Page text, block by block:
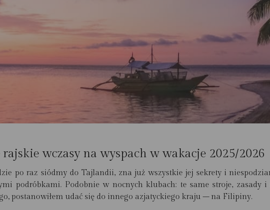
wczasy na wyspach w wakacje 2025/2026
po raz siódmy do Tajlandii, zna już wszystkie jej sekrety i
podróbkami. Podobnie w nocnych klubach: te same stroje, zasady
postanowiłem udać się do innego azjatyckiego kraju – na Filipiny.